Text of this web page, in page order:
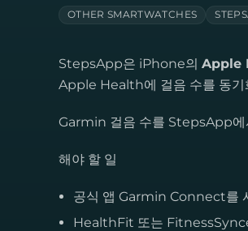
OTHER SMARTWATCHES
StepsApp은 iPhone의 Apple
Apple Health에 걸음 수를 동기
Garmin 걸음 수를 StepsApp에
해야 할 일
공식 앱 Garmin Connect를
HealthFit 또는